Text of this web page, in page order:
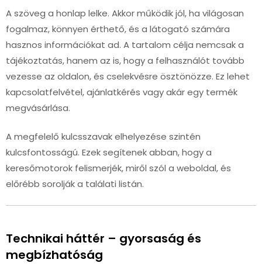
A szöveg a honlap lelke. Akkor működik jól, ha világosan
fogalmaz, könnyen érthető, és a látogató számára
hasznos információkat ad. A tartalom célja nemcsak a
tájékoztatás, hanem az is, hogy a felhasználót tovább
vezesse az oldalon, és cselekvésre ösztönözze. Ez lehet
kapcsolatfelvétel, ajánlatkérés vagy akár egy termék
megvásárlása.
A megfelelő kulcsszavak elhelyezése szintén
kulcsfontosságú. Ezek segítenek abban, hogy a
keresőmotorok felismerjék, miről szól a weboldal, és
előrébb sorolják a találati listán.
Technikai háttér – gyorsaság és
megbízhatóság